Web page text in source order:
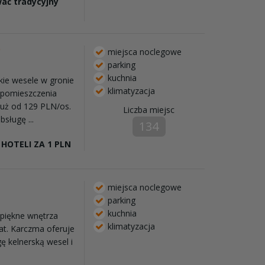
wesele w gronie
od 129 PLN/os.
...
ZA 1 PLN
miejsca noclegowe
parking
kuchnia
klimatyzacja
Liczba miejsc
134
wnętrza
Karczma oferuje
kelnerską wesel i
miejsca noclegowe
parking
kuchnia
klimatyzacja